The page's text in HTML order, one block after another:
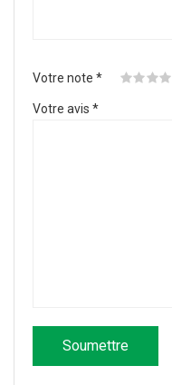
Votre note *
Votre avis *